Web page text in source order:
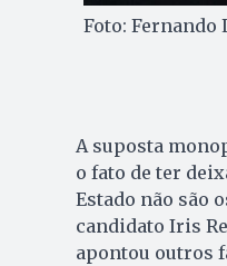
Foto: Fernando
A suposta
o fato de ter
Estado não são
candidato Iris
apontou outros